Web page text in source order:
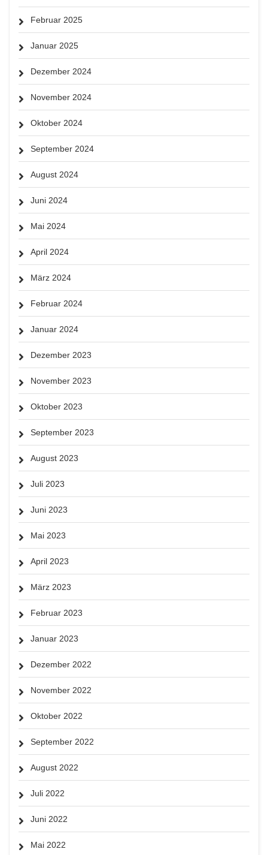
Februar 2025
Januar 2025
Dezember 2024
November 2024
Oktober 2024
September 2024
August 2024
Juni 2024
Mai 2024
April 2024
März 2024
Februar 2024
Januar 2024
Dezember 2023
November 2023
Oktober 2023
September 2023
August 2023
Juli 2023
Juni 2023
Mai 2023
April 2023
März 2023
Februar 2023
Januar 2023
Dezember 2022
November 2022
Oktober 2022
September 2022
August 2022
Juli 2022
Juni 2022
Mai 2022